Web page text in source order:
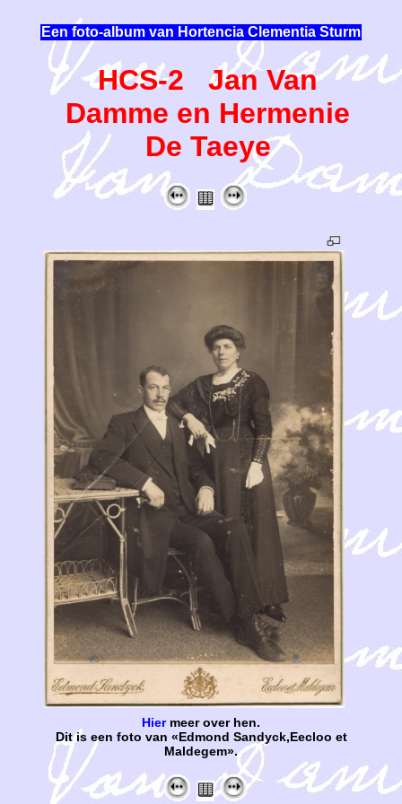
Een foto-album van Hortencia Clementia Sturm
HCS-2 Jan Van
Damme en Hermenie
De Taeye
Hiermeer over hen.
Dit is een foto van «Edmond Sandyck,Eecloo et
Maldegem».